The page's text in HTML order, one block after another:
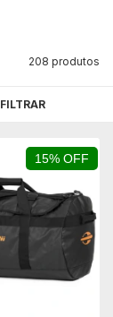
208 produtos
FILTRAR
15% OFF